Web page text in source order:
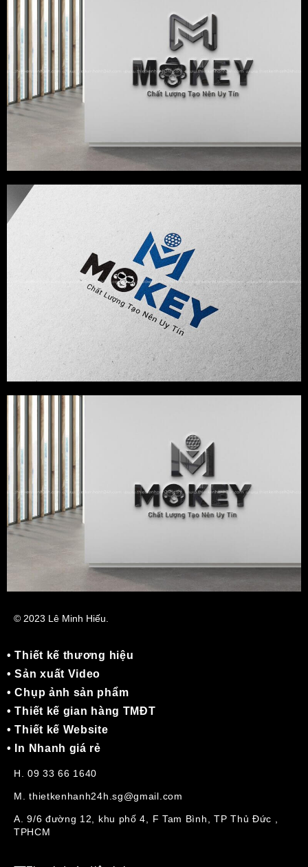
© 2023 Lê Minh Hiếu.
• Thiết kế thương hiệu
• Sản xuất Video
• Chụp ảnh sản phẩm
• Thiết kế gian hàng TMĐT
• Thiết kế Website
• In Nhanh giá rẻ
H. 09 33 66 1640
M. thietkenhanh24h.sg@gmail.com
A. 9/6 đường 12, khu phố 4, F Tam Bình, TP Thủ Đức ,
TPHCM